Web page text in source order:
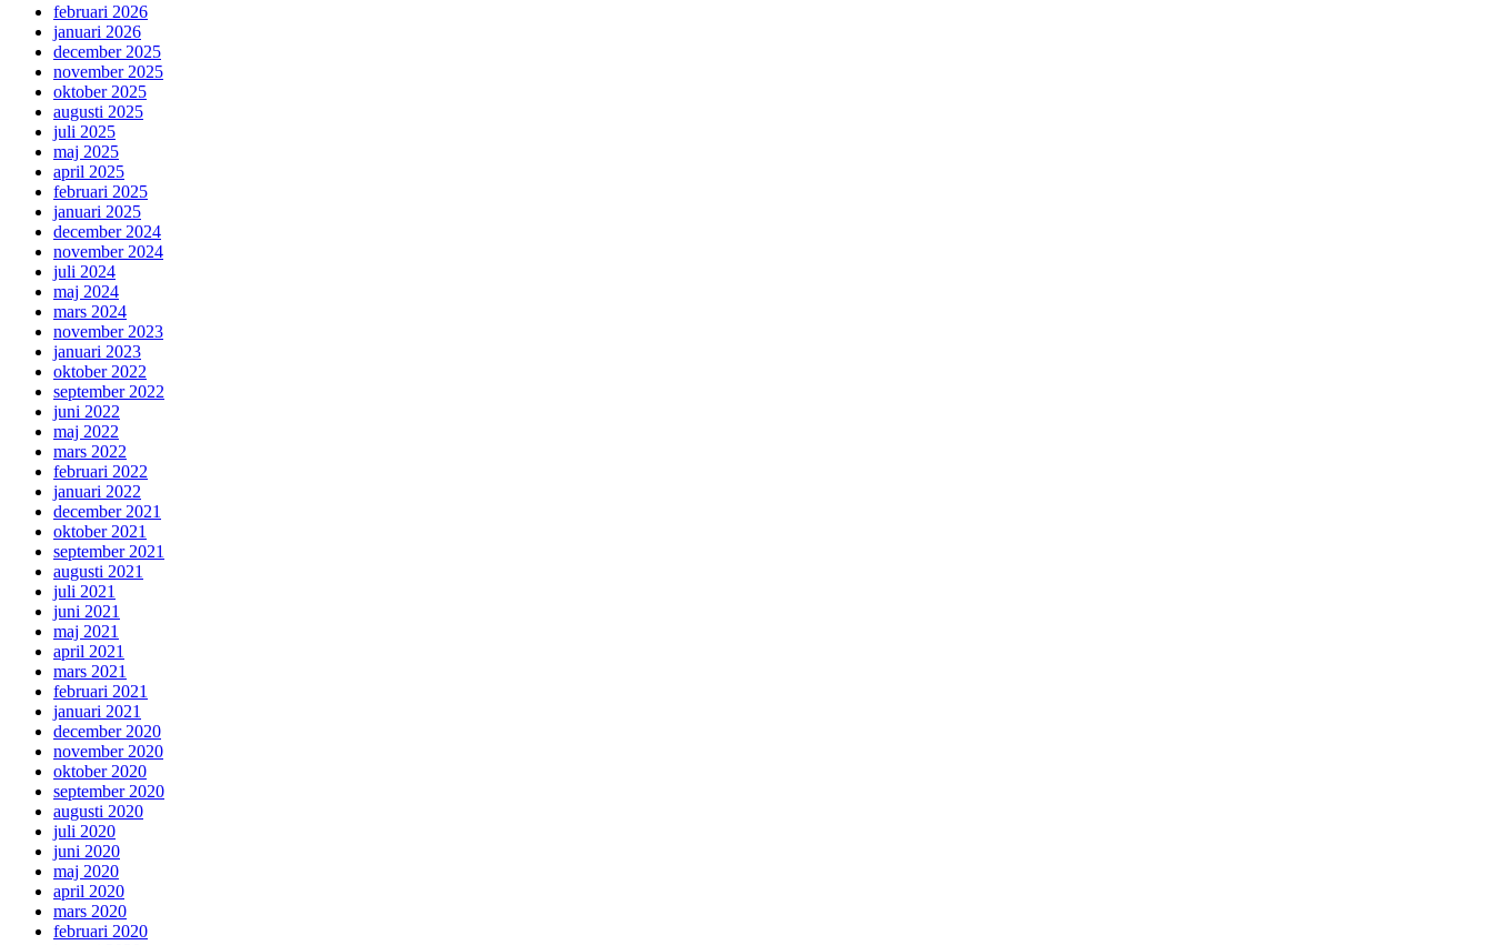
februari 2026
januari 2026
december 2025
november 2025
oktober 2025
augusti 2025
juli 2025
maj 2025
april 2025
februari 2025
januari 2025
december 2024
november 2024
juli 2024
maj 2024
mars 2024
november 2023
januari 2023
oktober 2022
september 2022
juni 2022
maj 2022
mars 2022
februari 2022
januari 2022
december 2021
oktober 2021
september 2021
augusti 2021
juli 2021
juni 2021
maj 2021
april 2021
mars 2021
februari 2021
januari 2021
december 2020
november 2020
oktober 2020
september 2020
augusti 2020
juli 2020
juni 2020
maj 2020
april 2020
mars 2020
februari 2020